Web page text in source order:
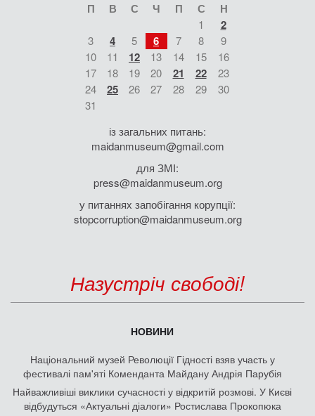
П В С Ч П С Н
1 2
3 4 5 6 7 8
9
10
11 12 13 14 15
16
17
18 19 20 21 22
23
24
25 26 27 28 29
30
31
із загальних питань:
maidanmuseum@gmail.com
для ЗМІ:
press@maidanmuseum.org
у питаннях запобігання корупції:
stopcorruption@maidanmuseum.org
Назустріч свободі!
НОВИНИ
Національний музей Революції Гідності взяв участь у
фестивалі пам'яті Коменданта Майдану Андрія Парубія
Найважливіші виклики сучасності у відкритій розмові. У Києві
відбудуться «Актуальні діалоги» Ростислава Прокопюка